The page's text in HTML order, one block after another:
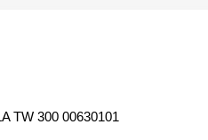
TW 300 00630101